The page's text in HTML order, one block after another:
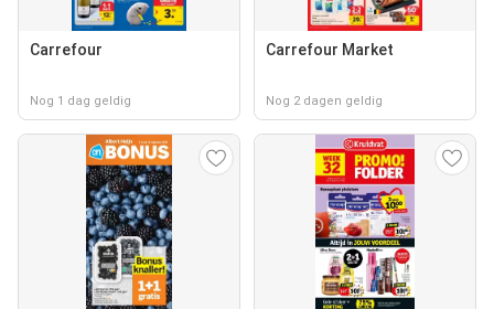
Carrefour
Nog 1 dag geldig
Carrefour Market
Nog 2 dagen geldig